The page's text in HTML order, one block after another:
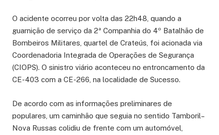
O acidente ocorreu por volta das 22h48, quando a
guarnição de serviço da 2ª Companhia do 4º Batalhão de
Bombeiros Militares, quartel de Crateús, foi acionada via
Coordenadoria Integrada de Operações de Segurança
(CIOPS). O sinistro viário aconteceu no entroncamento da
CE-403 com a CE-266, na localidade de Sucesso.
De acordo com as informações preliminares de
populares, um caminhão que seguia no sentido Tamboril–
Nova Russas colidiu de frente com um automóvel,